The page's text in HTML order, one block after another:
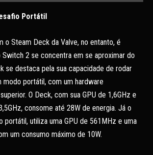
Portátil
o Steam Deck da Valve, no entanto, é
Switch 2 se concentra em se aproximar do
se destaca pela sua capacidade de rodar
portátil, com um hardware
O Deck, com sua GPU de 1,6GHz e
consome até 28W de energia. Já o
portátil, utiliza uma GPU de 561MHz e uma
um consumo máximo de 10W.